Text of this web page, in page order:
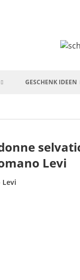
GESCHENK IDEEN
Levi
Levi